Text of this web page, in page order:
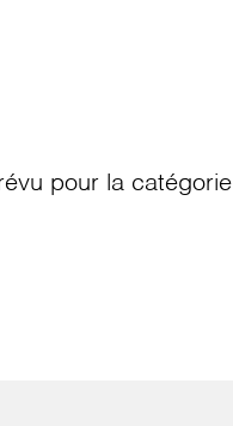
pour la catégorie